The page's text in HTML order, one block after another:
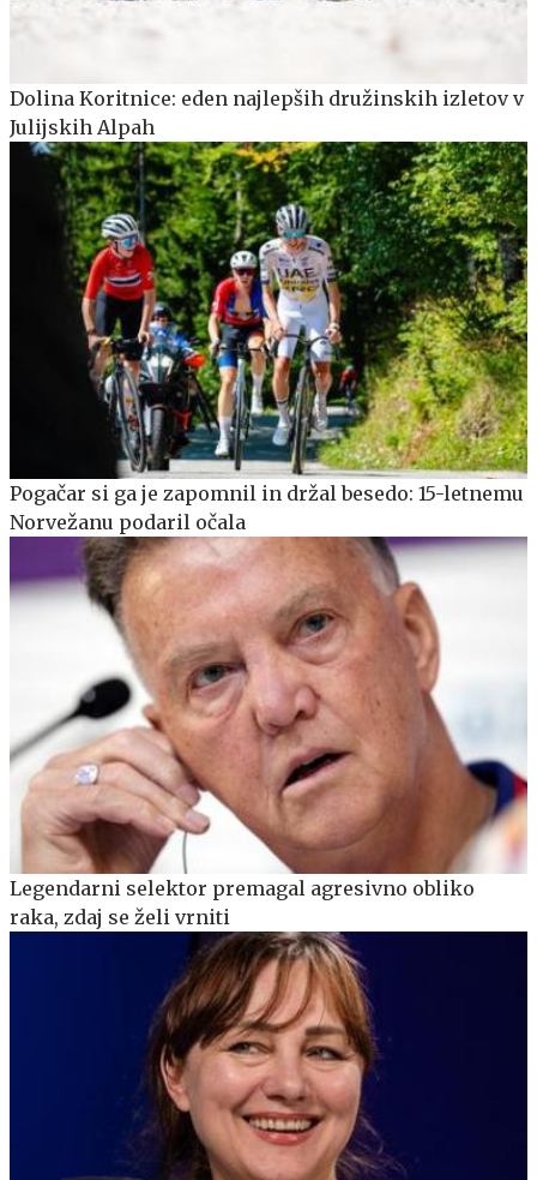
Dolina Koritnice: eden najlepših družinskih izletov v
Julijskih Alpah
Pogačar si ga je zapomnil in držal besedo: 15-letnemu
Norvežanu podaril očala
Legendarni selektor premagal agresivno obliko
raka, zdaj se želi vrniti